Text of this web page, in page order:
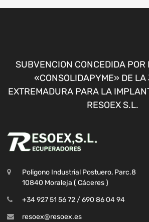
SUBVENCION CONCEDIDA POR
«CONSOLIDAPYME» DE LA
EXTREMADURA PARA LA
RESOEX S.L.
Poligono Industrial Postuero, Parc.8
10840 Moraleja ( Cáceres )
+34 927 51 56 72 / 690 86 04 94
resoex@resoex.es